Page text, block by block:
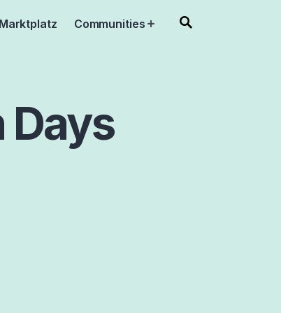
Marktplatz Communities Open